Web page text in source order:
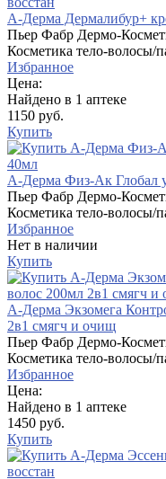
А-Дерма Дермалибур+
Пьер Фабр Дермо-
Косметика тело-волосы/
Избранное
Цена:
Найдено в 1 аптеке
1150 руб.
Купить
А-Дерма Физ-Ак Глобал
Пьер Фабр Дермо-
Косметика тело-волосы/
Избранное
Нет в наличии
Купить
А-Дерма Экзомега
2в1 смягч и очищ
Пьер Фабр Дермо-
Косметика тело-волосы/
Избранное
Цена:
Найдено в 1 аптеке
1450 руб.
Купить